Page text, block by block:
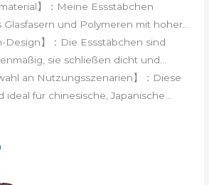
】：Meine Essstäbchen
und Polymeren mit hoher...
Design】：Die Essstäbchen sind
sie schließen dicht und...
an Nutzungsszenarien】：Diese
ideal für chinesische, Japanische...